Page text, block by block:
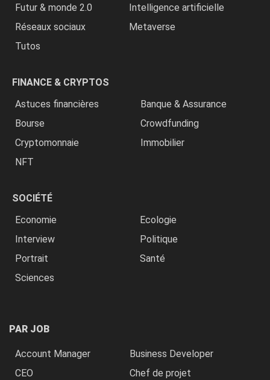
Futur & monde 2.0
Intelligence artificielle
Réseaux sociaux
Metaverse
Tutos
FINANCE & CRYPTOS
Astuces financières
Banque & Assurance
Bourse
Crowdfunding
Cryptomonnaie
Immobilier
NFT
SOCIÉTÉ
Economie
Ecologie
Interview
Politique
Portrait
Santé
Sciences
PAR JOB
Account Manager
Business Developer
CEO
Chef de projet